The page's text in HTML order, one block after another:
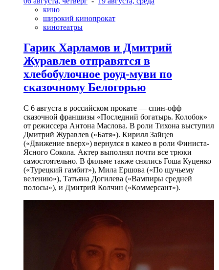
кино
широкий кинопрокат
кинотеатры
Гарик Харламов и Дмитрий
Журавлев отправятся в
хлебобулочное роуд-муви по
сказочному Белогорью
С 6 августа в российском прокате — спин-офф
сказочной франшизы «Последний богатырь. Колобок»
от режиссера Антона Маслова. В роли Тихона выступил
Дмитрий Журавлев («Батя»). Кирилл Зайцев
(«Движение вверх») вернулся в камео в роли Финиста-
Ясного Сокола. Актер выполнял почти все трюки
самостоятельно. В фильме также снялись Гоша Куценко
(«Турецкий гамбит»), Мила Ершова («По щучьему
велению»), Татьяна Догилева («Вампиры средней
полосы»), и Дмитрий Колчин («Коммерсант»).